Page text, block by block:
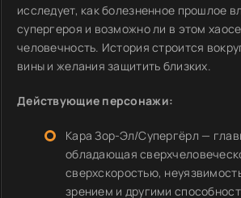
исследует, как болезненное прошлое
супергероя и возможно ли в этом
человечность. История строится
вины и желания защитить близких.
Действующие персонажи:
Кара Зор-Эл/Супергёрл —
обладающая
сверхскоростью,
зрением и другими